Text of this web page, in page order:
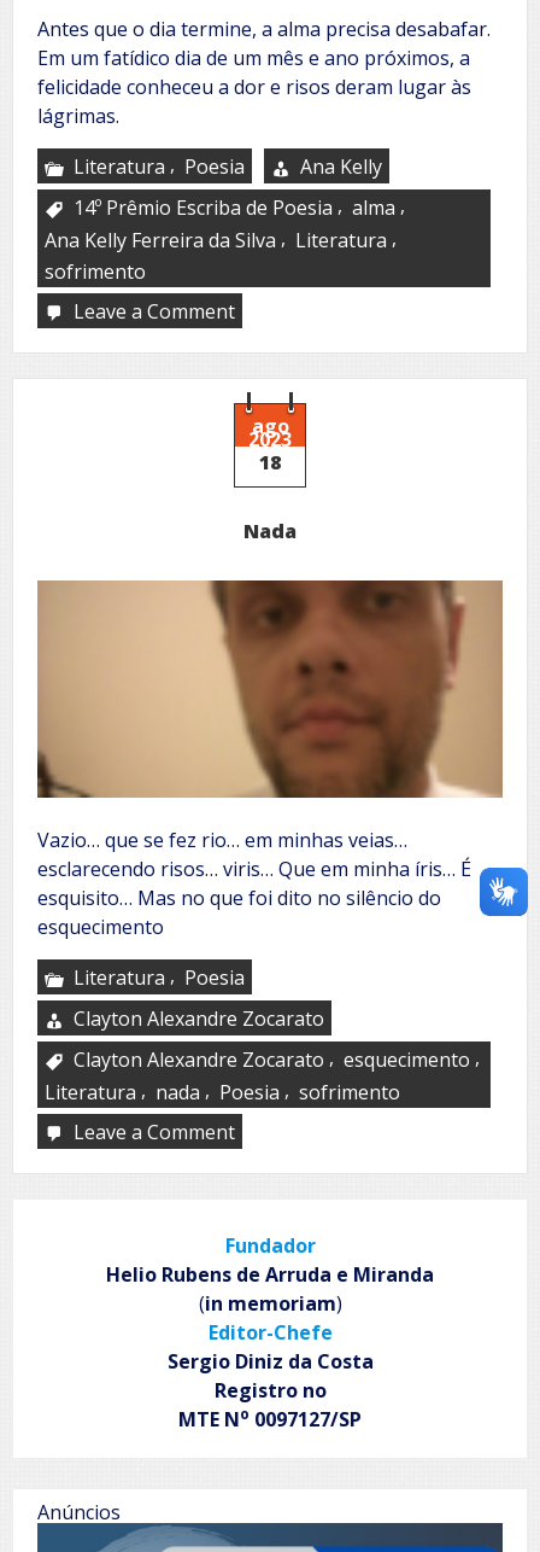
Antes que o dia termine, a alma precisa desabafar.
Em um fatídico dia de um mês e ano próximos, a
felicidade conheceu a dor e risos deram lugar às
lágrimas.
Literatura , Poesia
Ana Kelly
14º Prêmio Escriba de Poesia , alma ,
Ana Kelly Ferreira da Silva , Literatura ,
sofrimento
Leave a Commenton
enferma
ago
2023
18
Nada
Vazio… que se fez rio… em minhas veias…
esclarecendo risos… viris… Que em minha íris… É
esquisito… Mas no que foi dito no silêncio do
esquecimento
Literatura , Poesia
Clayton Alexandre Zocarato
Clayton Alexandre Zocarato , esquecimento ,
Literatura , nada , Poesia , sofrimento
Leave a Commenton
Fundador
Helio Rubens de Arruda e Miranda
(in memoriam)
Editor-Chefe
Sergio Diniz da Costa
Registro no
MTE No 0097127/SP
Anúncios